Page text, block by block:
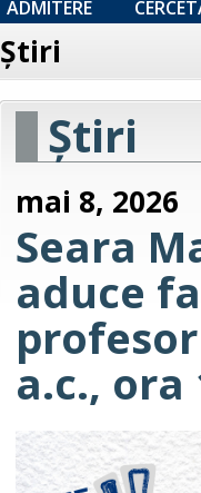
ADMITERE
Ştiri
Ştiri
mai 8, 2026
Seara
aduce
a.c., ora